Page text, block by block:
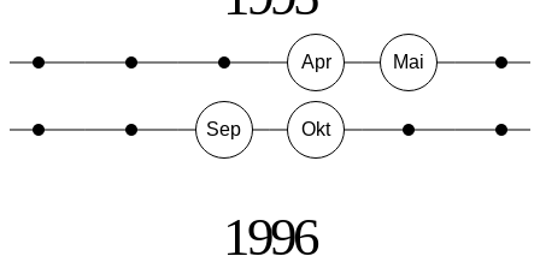
Apr Mai
Sep Okt
1996